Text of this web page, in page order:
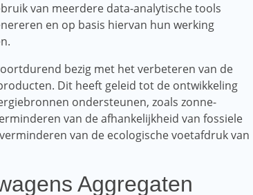
van meerdere data-analytische tools
en op basis hiervan hun werking
bezig met het verbeteren van de
Dit heeft geleid tot de ontwikkeling
ondersteunen, zoals zonne-
van de afhankelijkheid van fossiele
van de ecologische voetafdruk van
Aggregaten